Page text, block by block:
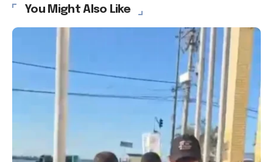
You Might Also Like